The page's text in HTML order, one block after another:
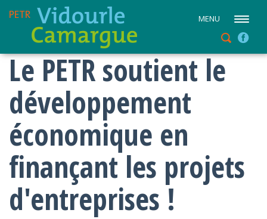
MENU
Le PETR soutient le
développement
économique en
finançant les projets
d'entreprises !